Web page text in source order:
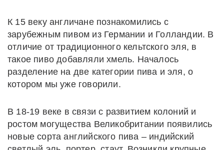
К 15 веку англичане познакомились с
зарубежным пивом из Германии и Голландии. В
отличие от традиционного кельтского эля, в
такое пиво добавляли хмель. Началось
разделение на две категории пива и эля, о
котором мы уже говорили.
В 18-19 веке в связи с развитием колоний и
ростом могущества Великобритании появились
новые сорта английского пива – индийский